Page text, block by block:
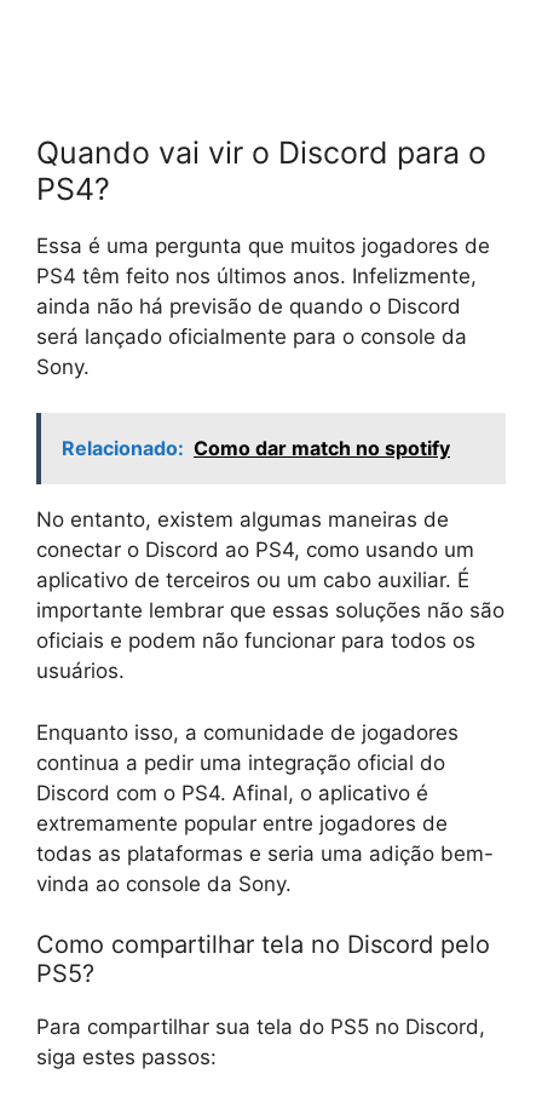
Quando vai vir o Discord para o
PS4?
Essa é uma pergunta que muitos jogadores de
PS4 têm feito nos últimos anos. Infelizmente,
ainda não há previsão de quando o Discord
será lançado oficialmente para o console da
Sony.
Relacionado: Como dar match no spotify
No entanto, existem algumas maneiras de
conectar o Discord ao PS4, como usando um
aplicativo de terceiros ou um cabo auxiliar. É
importante lembrar que essas soluções não são
oficiais e podem não funcionar para todos os
usuários.
Enquanto isso, a comunidade de jogadores
continua a pedir uma integração oficial do
Discord com o PS4. Afinal, o aplicativo é
extremamente popular entre jogadores de
todas as plataformas e seria uma adição bem-
vinda ao console da Sony.
Como compartilhar tela no Discord pelo
PS5?
Para compartilhar sua tela do PS5 no Discord,
siga estes passos: